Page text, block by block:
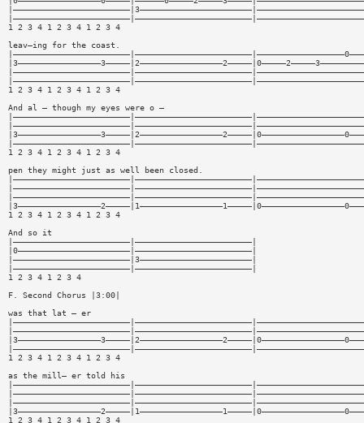
1 2 3 4 1 2 3 4 1 2 3 4
leav—ing for the coast.
1 2 3 4 1 2 3 4 1 2 3 4
And al — though my eyes were o —
1 2 3 4 1 2 3 4 1 2 3 4
pen they might just as well been closed.
1 2 3 4 1 2 3 4 1 2 3 4
And so it
|————————————————————————|————————————————————————|
|0———————————————————————|————————————————————————|
|————————————————————————|3———————————————————————|
|————————————————————————|————————————————————————|
1 2 3 4 1 2 3 4
F. Second Chorus |3:00|
was that lat — er
1 2 3 4 1 2 3 4 1 2 3 4
as the mill— er told his
1 2 3 4 1 2 3 4 1 2 3 4